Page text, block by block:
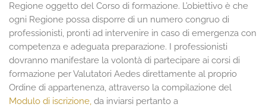
Regione oggetto del Corso di formazione. L’obiettivo è che
ogni Regione possa disporre di un numero congruo di
professionisti, pronti ad intervenire in caso di emergenza con
competenza e adeguata preparazione. I professionisti
dovranno manifestare la volontà di partecipare ai corsi di
formazione per Valutatori Aedes direttamente al proprio
Ordine di appartenenza, attraverso la compilazione del
Modulo di iscrizione, da inviarsi pertanto a